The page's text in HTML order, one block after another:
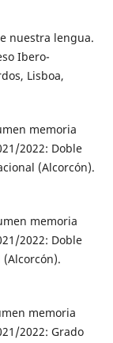
nuestra lengua.
Ibero-
Lisboa,
memoria
2022: Doble
(Alcorcón).
memoria
2022: Doble
memoria
2022: Grado